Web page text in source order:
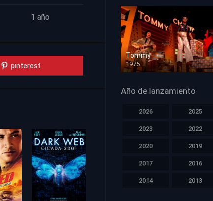
1 año
pinterest
Tommy
1975
HD 1080p
Año de lanzamiento
2026 2025
2023 2022
2020 2019
2017 2016
2014 2013